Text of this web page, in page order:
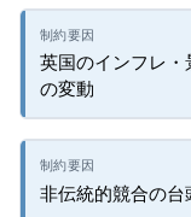
英国のインフレ
の変動
非伝統的競合の